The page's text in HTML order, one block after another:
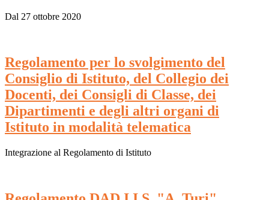
Dal 27 ottobre 2020
Regolamento per lo svolgimento del
Consiglio di Istituto, del Collegio dei
Docenti, dei Consigli di Classe, dei
Dipartimenti e degli altri organi di
Istituto in modalità telematica
Integrazione al Regolamento di Istituto